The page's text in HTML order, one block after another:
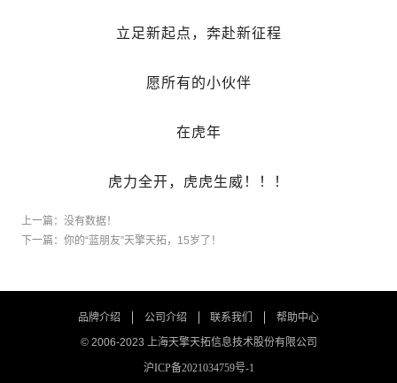
立足新起点，奔赴新征程
愿所有的小伙伴
在虎年
虎力全开，虎虎生威！！！
上一篇：没有数据！
下一篇：你的“蓝朋友”天擎天拓，15岁了！
品牌介绍 公司介绍 联系我们
帮助中心
© 2006-2023 上海天擎天拓信息技术股份有限公司
沪ICP备2021034759号-1